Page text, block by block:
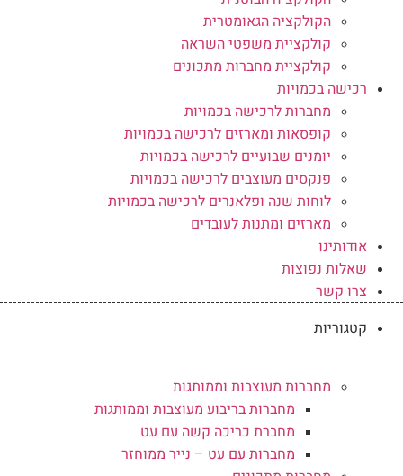
הקולקציה הגאומטרית
קולקציית משפטי השראה
קולקציית מחברות מתכונים
רכישה בכמויות
מחברות לרכישה בכמויות
קופסאות ומארזים לרכישה בכמויות
יומנים שבועיים לרכישה בכמויות
פנקסים מעוצבים לרכישה בכמויות
לוחות שנה ופלאנרים לרכישה בכמויות
מארזים ומתנות לעובדים
אודותינו
שאלות נפוצות
צרו קשר
קטגוריות
מחברות מעוצבות וממותגות
מחברות בריבוע מעוצבות וממותגות
מחברת כריכה קשה עם עט
מחברות עם עט – נייר ממוחזר